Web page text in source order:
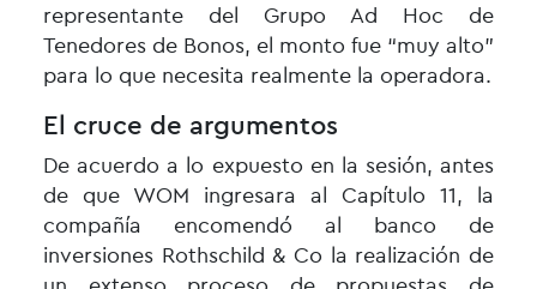
representante del Grupo Ad Hoc de
Tenedores de Bonos, el monto fue “muy alto”
para lo que necesita realmente la operadora.
El cruce de argumentos
De acuerdo a lo expuesto en la sesión, antes
de que WOM ingresara al Capítulo 11, la
compañía encomendó al banco de
inversiones Rothschild & Co la realización de